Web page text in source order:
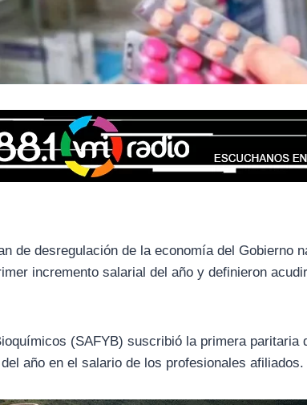
de desregulación de la economía del Gobierno
incremento salarial del año y definieron
(SAFYB) suscribió la primera paritaria
año en el salario de los profesionales afiliados.